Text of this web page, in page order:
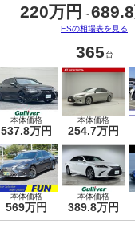
220万円 ～
ESの相場表を見る
365 台
本体価格
537.8万円
本体価格
254.7万円
本体価格
569万円
本体価格
389.8万円